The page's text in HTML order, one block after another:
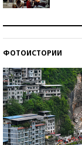
ФОТОИСТОРИИ